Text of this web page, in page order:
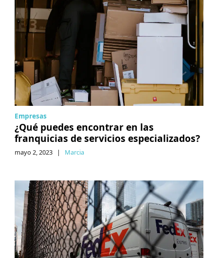
Empresas
¿Qué puedes encontrar en las
franquicias de servicios especializados?
mayo 2, 2023 | Marcia